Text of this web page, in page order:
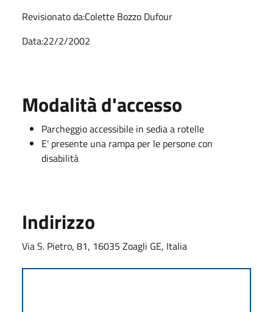
Revisionato da:Colette Bozzo Dufour
Data:22/2/2002
Modalità d'accesso
Parcheggio accessibile in sedia a rotelle
E' presente una rampa per le persone con
disabilità
Indirizzo
Via S. Pietro, 81, 16035 Zoagli GE, Italia